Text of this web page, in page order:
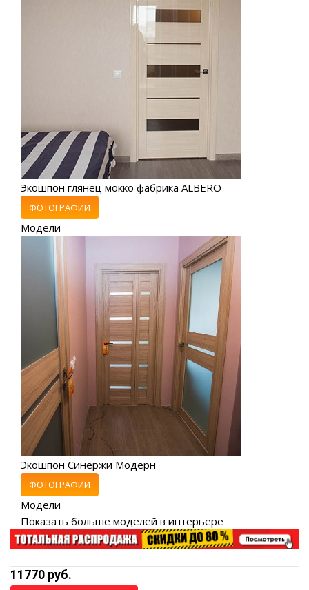
Экошпон глянец мокко фабрика ALBERO
ФОТОГРАФИИ
Модели
Экошпон Синержи Модерн
ФОТОГРАФИИ
Модели
Показать больше моделей в интерьере
11770 руб.